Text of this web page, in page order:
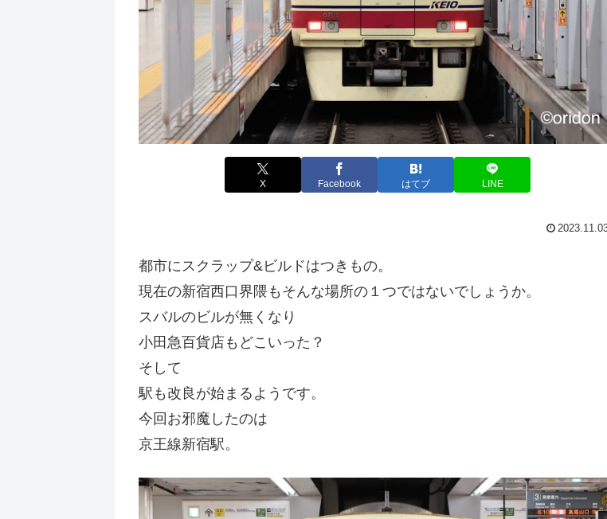
X Facebook はてブ LINE
都市にスクラップ&ビルドはつきもの。
現在の新宿西口界隈もそんな場所の１つではないでしょうか。
スバルのビルが無くなり
小田急百貨店もどこいった？
そして
駅も改良が始まるようです。
今回お邪魔したのは
京王線新宿駅。